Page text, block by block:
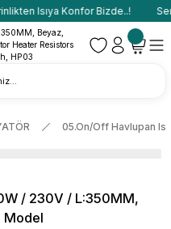
Isıya Konfor Bizde..!
05.On/Off Havlupan
/ 230V / L:350MM,
Model